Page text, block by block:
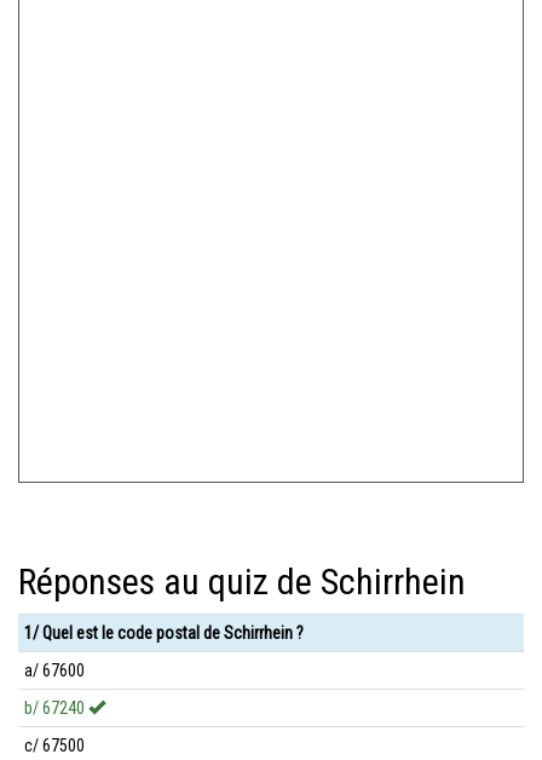
Réponses au quiz de Schirrhein
1/ Quel est le code postal de Schirrhein ?
a/ 67600
b/ 67240
c/ 67500